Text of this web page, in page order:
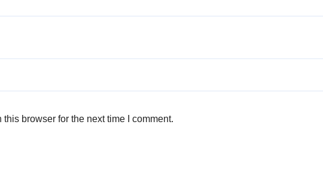
browser for the next time I comment.